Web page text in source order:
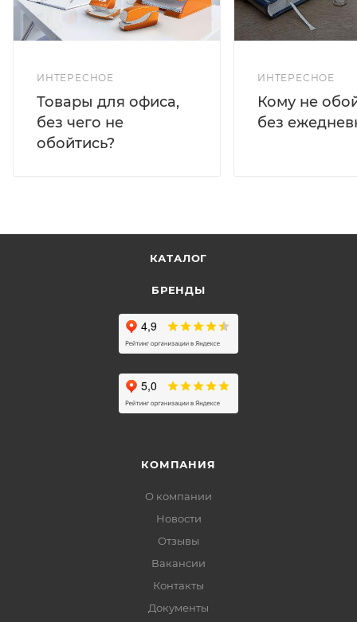
ИНТЕРЕСНОЕ
Товары для офиса,
без чего не
обойтись?
ИНТЕРЕСНОЕ
Кому не
без
КАТАЛОГ
БРЕНДЫ
КОМПАНИЯ
О компании
Новости
Отзывы
Вакансии
Контакты
Документы